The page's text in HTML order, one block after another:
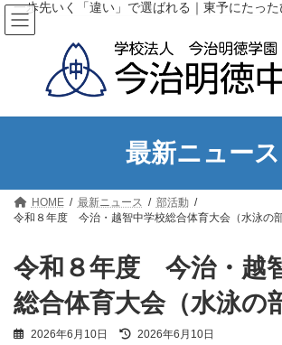
コ
ン
テ
キ
ナ
ビ
ゲ
に
一歩先いく「違い」で選ばれる｜東予にたっ
最新ニュース
HOME 最新ニュース
部活動
令和８年度 今治・越智中学校総合体育大会（水泳の部
令和８年度 今治・越
総合体育大会（水泳の
2026年6月10日
最
2026年6月10日